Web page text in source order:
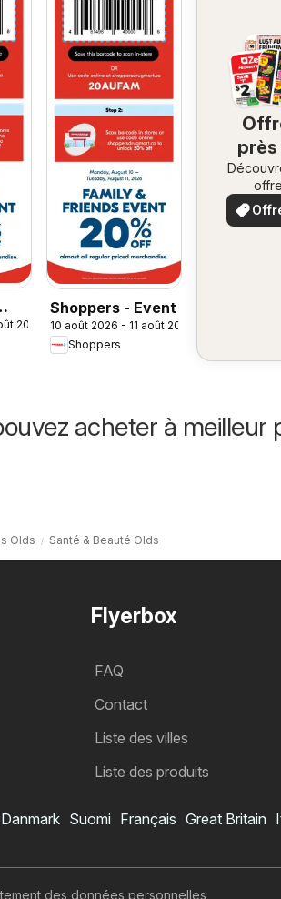
2026
Shoppers - Event
10 août 2026 - 11 août 2026
Shoppers
près
acheter à meilleur
Olds Santé & Beauté Olds
Flyerbox
FAQ
Contact
Liste des villes
Liste des produits
Danmark Suomi Français Great Britain
des données personnelles